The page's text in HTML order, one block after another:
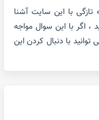
با این سایت آشنا
، اگر با این سوال مواجه
با دنبال کردن این